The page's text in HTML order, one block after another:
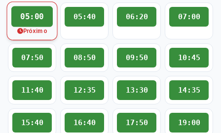
05:00
Próximo
05:40 06:20 07:00
07:50 08:50 09:50 10:45
11:40 12:35 13:30 14:35
15:40 16:40 17:50 19:00